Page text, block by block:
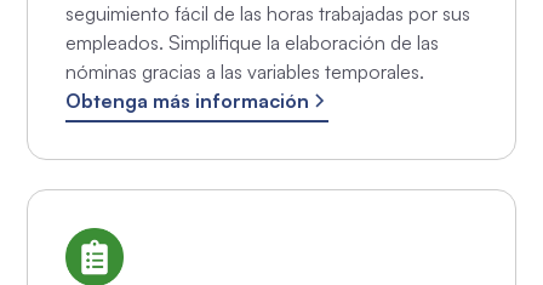
seguimiento fácil de las horas trabajadas por sus
empleados. Simplifique la elaboración de las
nóminas gracias a las variables temporales.
Obtenga más información